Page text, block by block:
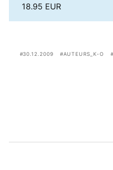
18.95 EUR
30.12.2009 AUTEURS_K-O